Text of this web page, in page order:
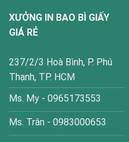
XƯỞNG IN BAO BÌ GIẤY
GIÁ RẺ
237/2/3 Hoà Bình, P. Phú
Thạnh, TP. HCM
Ms. My - 0965173553
Ms. Trân - 0983000653